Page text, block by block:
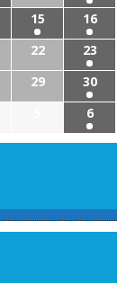
15
16
22
23
29
30
6